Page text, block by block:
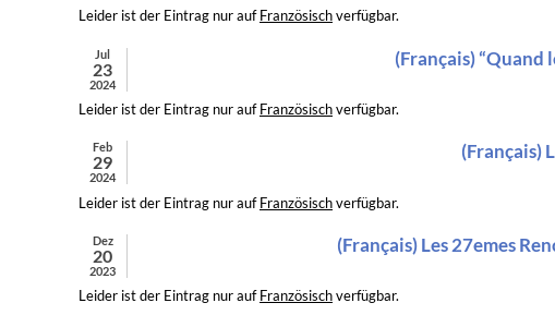
Leider ist der Eintrag nur aufFranzösischverfügbar.
Jul
23
2024
(Français) “Quand
Leider ist der Eintrag nur aufFranzösischverfügbar.
Feb
29
2024
(Français)
Leider ist der Eintrag nur aufFranzösischverfügbar.
Dez
20
2023
(Français) Les 27emes
Leider ist der Eintrag nur aufFranzösischverfügbar.